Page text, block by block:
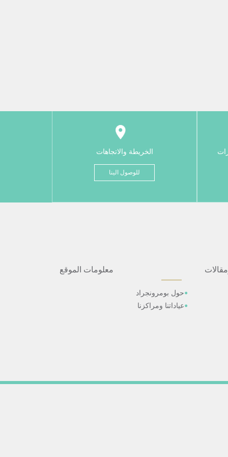
الخريطة والاتجاهات
للوصول الينا
معلومات الموقع
حول بومرونجراد
عياداتنا ومراكزنا